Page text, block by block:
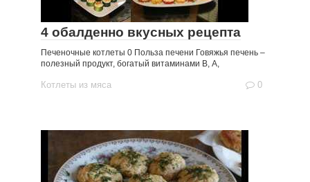
4 обалденно вкусных рецепта
Печеночные котлеты 0 Польза печени Говяжья печень –
полезный продукт, богатый витаминами В, A,
Котлеты из мяса 0